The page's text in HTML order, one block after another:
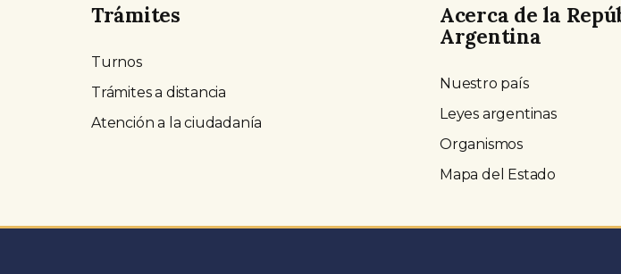
Trámites
Turnos
Trámites a distancia
Atención a la ciudadanía
Acerca de la
Argentina
Nuestro país
Leyes argentinas
Organismos
Mapa del Estado